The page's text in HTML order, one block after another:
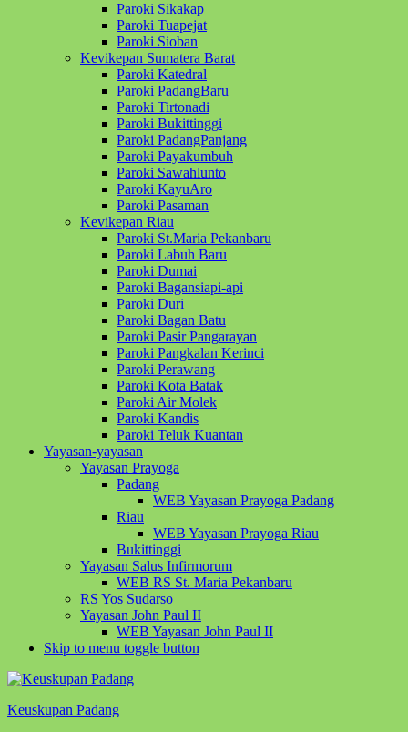
Paroki Sikakap
Paroki Tuapejat
Paroki Sioban
Kevikepan Sumatera Barat
Paroki Katedral
Paroki PadangBaru
Paroki Tirtonadi
Paroki Bukittinggi
Paroki PadangPanjang
Paroki Payakumbuh
Paroki Sawahlunto
Paroki KayuAro
Paroki Pasaman
Kevikepan Riau
Paroki St.Maria Pekanbaru
Paroki Labuh Baru
Paroki Dumai
Paroki Bagansiapi-api
Paroki Duri
Paroki Bagan Batu
Paroki Pasir Pangarayan
Paroki Pangkalan Kerinci
Paroki Perawang
Paroki Kota Batak
Paroki Air Molek
Paroki Kandis
Paroki Teluk Kuantan
Yayasan-yayasan
Yayasan Prayoga
Padang
WEB Yayasan Prayoga Padang
Riau
WEB Yayasan Prayoga Riau
Bukittinggi
Yayasan Salus Infirmorum
WEB RS St. Maria Pekanbaru
RS Yos Sudarso
Yayasan John Paul II
WEB Yayasan John Paul II
Skip to menu toggle button
Keuskupan Padang